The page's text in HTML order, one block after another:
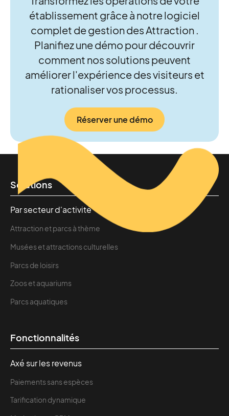
établissement grâce à notre logiciel
complet de gestion des Attraction .
Planifiez une démo pour découvrir
comment nos solutions peuvent
améliorer l'expérience des visiteurs et
rationaliser vos processus.
Réserver une démo
Solutions
Par secteur d'activité
Attraction et parcs à thème
Musées et attractions culturelles
Parcs de loisirs
Zoos et aquariums
Parcs aquatiques
Fonctionnalités
Axé sur les revenus
Paiements sans espèces
Tarification dynamique